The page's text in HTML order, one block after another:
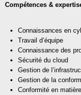
Compétences &
Connaissances en
Travail d’équipe
Connaissance des
Sécurité du cloud
Gestion de
Gestion de la
Conformité en